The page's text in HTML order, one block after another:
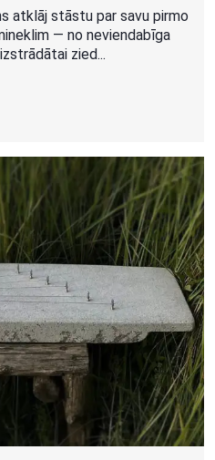
atklāj stāstu par savu pirmo
— no neviendabīga
zied...